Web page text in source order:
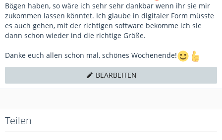
Bögen haben, so wäre ich sehr sehr dankbar wenn ihr sie mir
zukommen lassen könntet. Ich glaube in digitaler Form müsste
es auch gehen, mit der richtigen software bekomme ich sie
dann schon wieder ind die richtige Größe.
Danke euch allen schon mal, schönes Wochenende!
BEARBEITEN
Teilen